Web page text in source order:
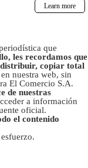
que
les recordamos que
copiar total
nuestra web, sin
El Comercio S.A.
de nuestras
a información
oficial.
el contenido